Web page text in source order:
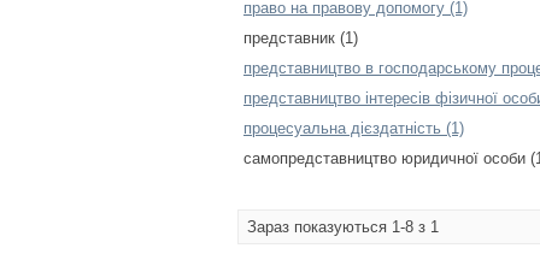
право на правову допомогу (1)
представник (1)
представництво в господарському
представництво інтересів фізичної
процесуальна дієздатність (1)
самопредставництво юридичної особи
Зараз показуються 1-8 з 1